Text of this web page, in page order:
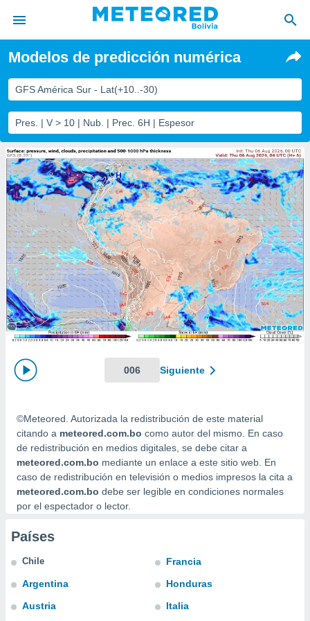
ha
por
para
la
que se
calidad.
a este
las
y
forma
digital
basada
seguir
coste.
a la
la
todas
ya sean
nos
y análisis
así como
CONFIGURACIÓN
Modelos de predicción numérica
GFS América Sur - Lat(+10..-30)
Pres. | V > 10 | Nub. | Prec. 6H | Espesor
006 Siguiente
©Meteored. Autorizada la redistribución de este material
citando a meteored.com.bo como autor del mismo. En caso
de redistribución en medios digitales, se debe citar a
meteored.com.bo mediante un enlace a este sitio web. En
caso de redistribución en televisión o medios impresos la cita a
meteored.com.bo debe ser legible en condiciones normales
por el espectador o lector.
Países
Chile
Argentina
Austria
Francia
Honduras
Italia